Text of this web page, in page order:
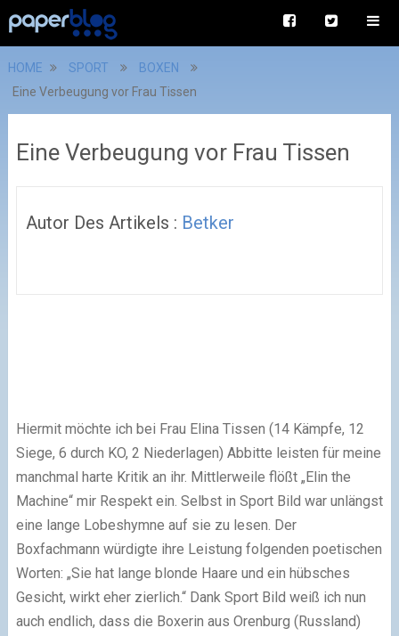
HOME SPORT
BOXEN
Eine Verbeugung vor Frau Tissen
Eine Verbeugung vor Frau Tissen
Autor Des Artikels : Betker
Hiermit möchte ich bei Frau Elina Tissen (14 Kämpfe, 12
Siege, 6 durch KO, 2 Niederlagen) Abbitte leisten für meine
manchmal harte Kritik an ihr. Mittlerweile flößt „Elin the
Machine“ mir Respekt ein. Selbst in Sport Bild war unlängst
eine lange Lobeshymne auf sie zu lesen. Der
Boxfachmann würdigte ihre Leistung folgenden poetischen
Worten: „Sie hat lange blonde Haare und ein hübsches
Gesicht, wirkt eher zierlich.“ Dank Sport Bild weiß ich nun
auch endlich, dass die Boxerin aus Orenburg (Russland)